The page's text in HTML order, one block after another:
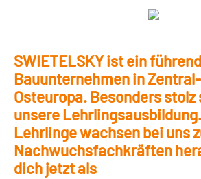
SWIETELSKY ist ein
Bauunternehmen in
Osteuropa. Besonders
unsere
Lehrlinge wachsen bei uns
Nachwuchsfachkräften
dich jetzt als